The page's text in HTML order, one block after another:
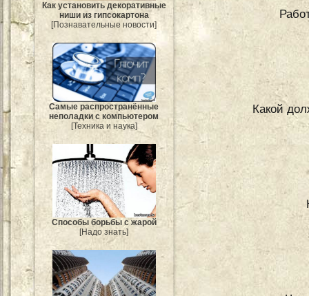
Как установить декоративные
ниши из гипсокартона
[Познавательные новости]
Самые распространённые
неполадки с компьютером
[Техника и наука]
Способы борьбы с жарой
[Надо знать]
Какой